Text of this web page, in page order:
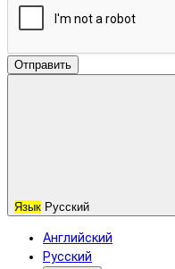
Отправить
Язык Русский
Английский
Русский